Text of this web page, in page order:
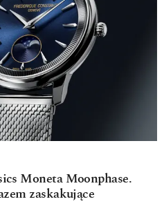
Moneta Moonphase.
zaskakujące